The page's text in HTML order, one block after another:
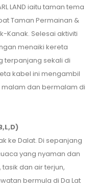
LAND iaitu taman tema
Taman Permainan &
Kanak. Selesai aktiviti
menaiki kereta
terpanjang sekali di
kabel ini mengambil
malam dan bermalam di
ke Dalat. Di sepanjang
yang nyaman dan
dan air terjun,
bermula di Da Lat